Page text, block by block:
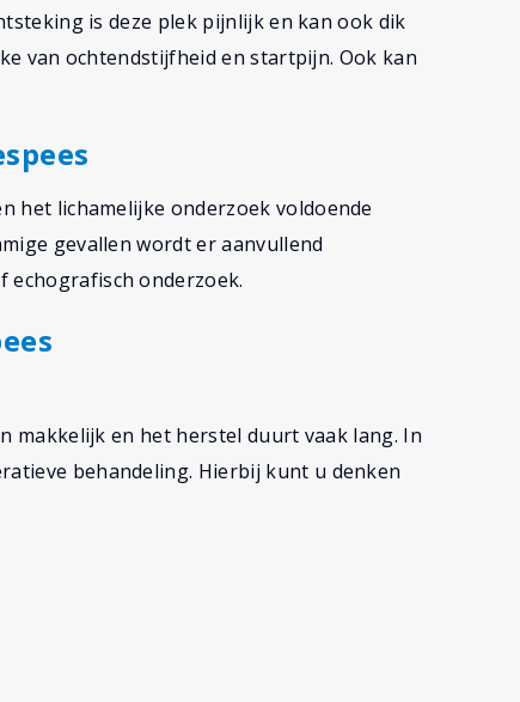
is deze plek pijnlijk en kan ook dik
van ochtendstijfheid en startpijn. Ook kan
het lichamelijke onderzoek voldoende
gevallen wordt er aanvullend
echografisch onderzoek.
makkelijk en het herstel duurt vaak lang. In
behandeling. Hierbij kunt u denken